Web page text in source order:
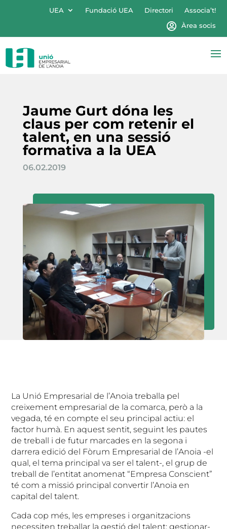
UEA Fundació UEA Directori
Associa’t!
Àrea socis
Jaume Gurt dóna les
claus per com retenir el
talent, en una sessió
formativa a la UEA
06.02.2019
La Unió Empresarial de l’Anoia treballa pel
creixement empresarial de la comarca, però a la
vegada, té en compte el seu principal actiu: el
factor humà. En aquest sentit, seguint les pautes
de treball i de futur marcades en la segona i
darrera edició del Fòrum Empresarial de l’Anoia -el
qual, el tema principal va ser el talent-, el grup de
treball de l’entitat anomenat “Empresa Conscient”
té com a missió principal convertir l’Anoia en
capital del talent.
Cada cop més, les empreses i organitzacions
necessiten treballar la gestió del talent: gestionar-